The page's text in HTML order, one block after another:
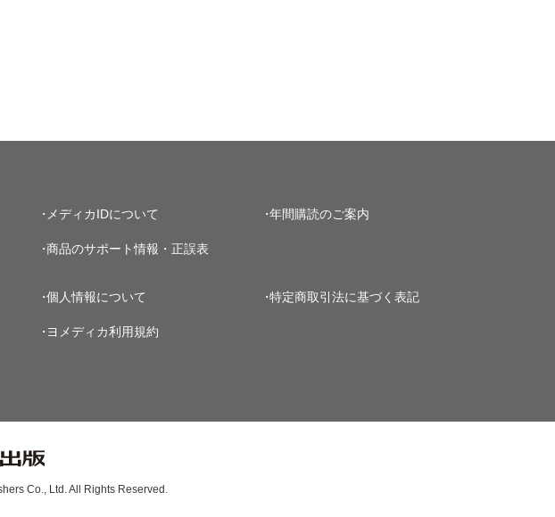
メディカIDについて 年間購読のご案内
商品のサポート情報・正誤表
個人情報について 特定商取引法に基づく表記
ヨメディカ利用規約
Co., Ltd. All Rights Reserved.